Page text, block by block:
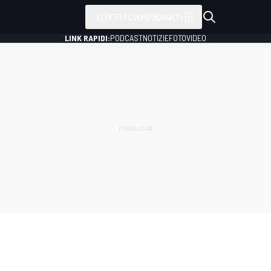
LINK RAPIDI:PODCASTNOTIZIEFOTOVIDEO